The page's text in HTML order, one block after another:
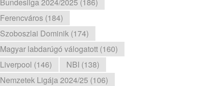
Ferencváros (184)
Szoboszlai Dominik (174)
Magyar labdarúgó válogatott (160)
Liverpool (146)
NBI (138)
Nemzetek Ligája 2024/25 (106)